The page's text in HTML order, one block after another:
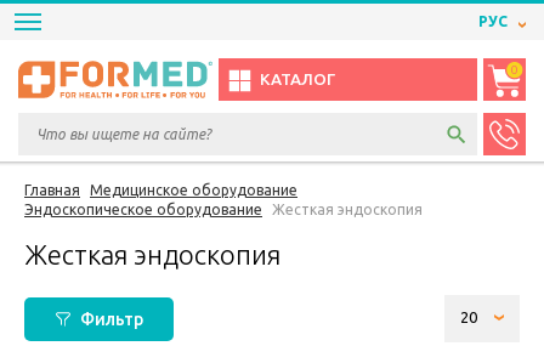
РУС
КАТАЛОГ
0
Главная
Медицинское оборудование
Эндоскопическое оборудование
Жесткая эндоскопия
Жесткая эндоскопия
Фильтр